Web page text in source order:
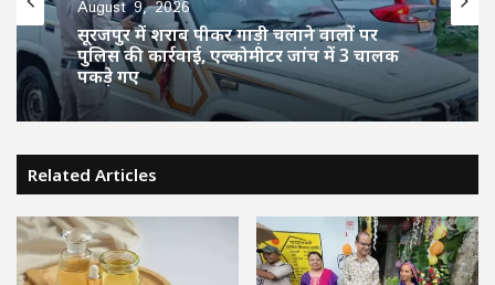
August 9, 2026
सूरजपुर में शराब पीकर गाड़ी चलाने वालों पर
पुलिस की कार्रवाई, एल्कोमीटर जांच में 3 चालक
पकड़े गए
छत्तीसगढ़
August 9, 2026
रायगढ़ में हाथी का आतंक, ग्रामीण की मौत; बस्ती
के पास पहुंचा था जंगली हाथी
Related Articles